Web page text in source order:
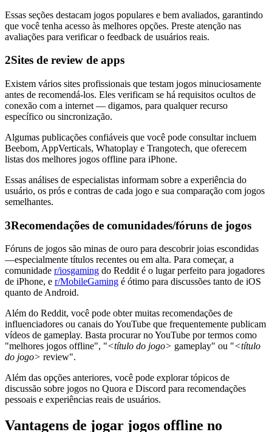
Essas seções destacam jogos populares e bem avaliados, garantindo
que você tenha acesso às melhores opções. Preste atenção nas
avaliações para verificar o feedback de usuários reais.
2Sites de review de apps
Existem vários sites profissionais que testam jogos minuciosamente
antes de recomendá-los. Eles verificam se há requisitos ocultos de
conexão com a internet — digamos, para qualquer recurso
específico ou sincronização.
Algumas publicações confiáveis que você pode consultar incluem
Beebom, AppVerticals, Whatoplay e Trangotech, que oferecem
listas dos melhores jogos offline para iPhone.
Essas análises de especialistas informam sobre a experiência do
usuário, os prós e contras de cada jogo e sua comparação com jogos
semelhantes.
3Recomendações de comunidades/fóruns de jogos
Fóruns de jogos são minas de ouro para descobrir joias escondidas
—especialmente títulos recentes ou em alta. Para começar, a
comunidade r/iosgaming do Reddit é o lugar perfeito para jogadores
de iPhone, e r/MobileGaming é ótimo para discussões tanto de iOS
quanto de Android.
Além do Reddit, você pode obter muitas recomendações de
influenciadores ou canais do YouTube que frequentemente publicam
vídeos de gameplay. Basta procurar no YouTube por termos como
"melhores jogos offline", "<título do jogo> gameplay" ou "<título
do jogo> review".
Além das opções anteriores, você pode explorar tópicos de
discussão sobre jogos no Quora e Discord para recomendações
pessoais e experiências reais de usuários.
Vantagens de jogar jogos offline no